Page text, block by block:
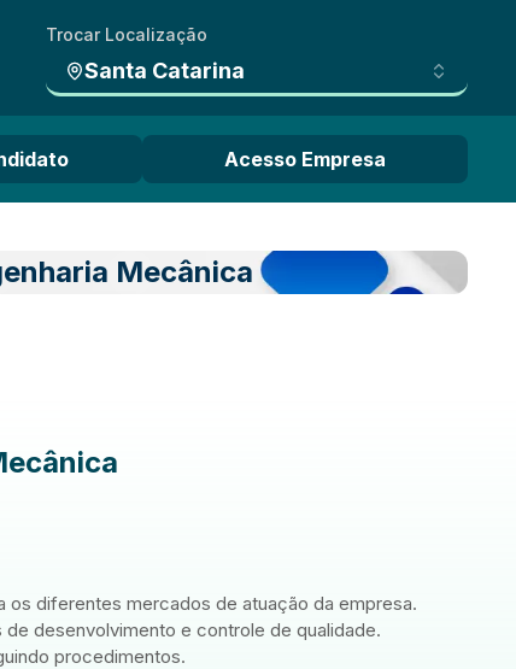
Trocar Localização
Santa Catarina
Acesso Empresa
Mecânica
diferentes mercados de atuação da empresa.
desenvolvimento e controle de qualidade.
procedimentos.